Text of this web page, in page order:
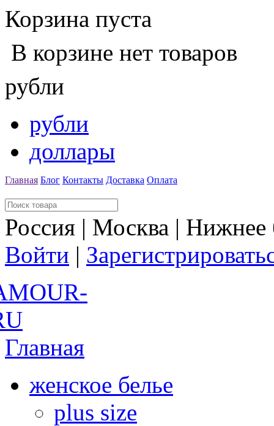
Корзина пуста
В корзине нет товаров
рубли
рубли
доллары
Главная Блог Контакты Доставка Оплата
Россия | Москва |
Войти |
Главная
женское белье
plus size